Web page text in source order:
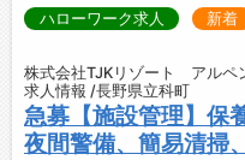
ハローワーク求人 新着
株式会社TJKリゾート アルペ
求人情報 /長野県立科町
急募【施設管理】保
夜間警備、簡易清掃